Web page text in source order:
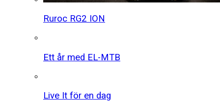
Ruroc RG2 ION
Ett år med EL-MTB
Live It för en dag